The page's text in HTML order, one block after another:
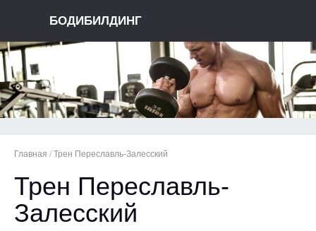
БОДИБИЛДИНГ
Главная / Трен Переславль-Залесский
Трен Переславль-
Залесский